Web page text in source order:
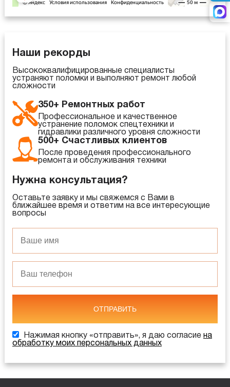
Наши рекорды
Высококвалифицированные специалисты
устраняют поломки и выполняют ремонт любой
сложности
350+ Ремонтных работ
Профессиональное и качественное
устранение поломок спецтехники и
гидравлики различного уровня сложности
500+ Счастливых клиентов
После проведения профессионального
ремонта и обслуживания техники
Нужна консультация?
Оставьте заявку и мы свяжемся с Вами в
ближайшее время и ответим на все интересующие
вопросы
ОТПРАВИТЬ
Нажимая кнопку «отправить», я даю согласие на
обработку моих персональных данных